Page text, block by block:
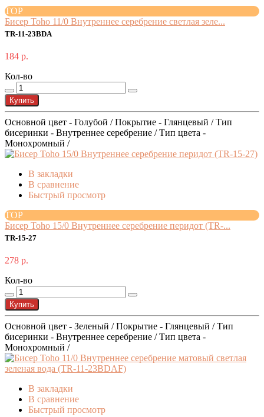
TOP
Бисер Toho 11/0 Внутреннее серебрение светлая зеле...
TR-11-23BDA
184 р.
Кол-во
Купить
Основной цвет - Голубой / Покрытие - Глянцевый / Тип
бисеринки - Внутреннее серебрение / Тип цвета -
Монохромный /
В закладки
В сравнение
Быстрый просмотр
TOP
Бисер Toho 15/0 Внутреннее серебрение перидот (TR-...
TR-15-27
278 р.
Кол-во
Купить
Основной цвет - Зеленый / Покрытие - Глянцевый / Тип
бисеринки - Внутреннее серебрение / Тип цвета -
Монохромный /
В закладки
В сравнение
Быстрый просмотр